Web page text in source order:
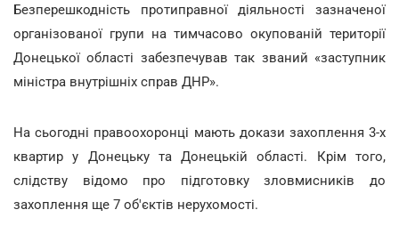
Безперешкодність протиправної діяльності зазначеної
організованої групи на тимчасово окупованій території
Донецької області забезпечував так званий «заступник
міністра внутрішніх справ ДНР».
На сьогодні правоохоронці мають докази захоплення 3-х
квартир у Донецьку та Донецькій області. Крім того,
слідству відомо про підготовку зловмисників до
захоплення ще 7 об'єктів нерухомості.